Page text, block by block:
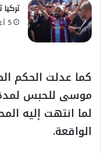
5 أغسطس، 2026
كما عدلت الحكم
موسى للحبس لمدة
لما انتهت إليه
الواقعة.